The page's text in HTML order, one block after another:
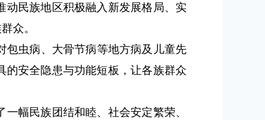
民族地区积极融入新发展格局、实
众。
包虫病、大骨节病等地方病及儿童先
的安全隐患与功能短板，让各族群众
幅民族团结和睦、社会安定繁荣、